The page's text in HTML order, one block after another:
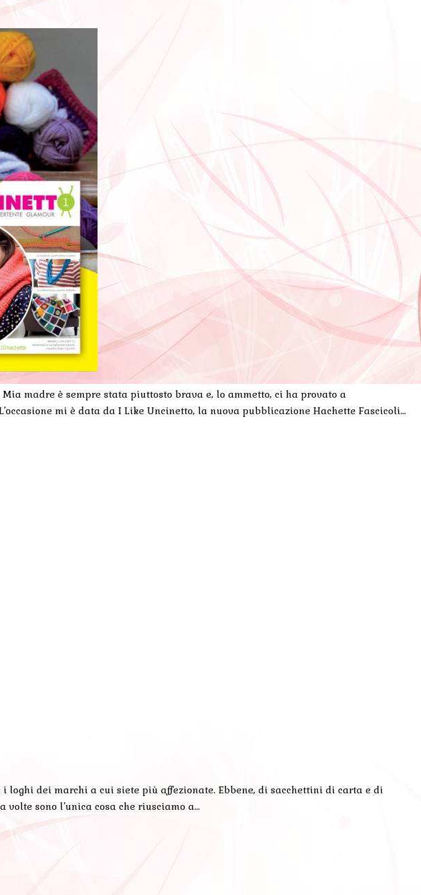
madre è sempre stata piuttosto brava e, lo ammetto, ci ha provato a
mi è data da I Like Uncinetto, la nuova pubblicazione Hachette Fascicoli…
loghi dei marchi a cui siete più affezionate. Ebbene, di sacchettini di carta e di
sono l’unica cosa che riusciamo a…